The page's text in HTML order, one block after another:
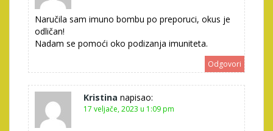
Naručila sam imuno bombu po preporuci, okus je
odličan!
Nadam se pomoći oko podizanja imuniteta.
Odgovori
Kristina napisao:
17 veljače, 2023 u 1:09 pm